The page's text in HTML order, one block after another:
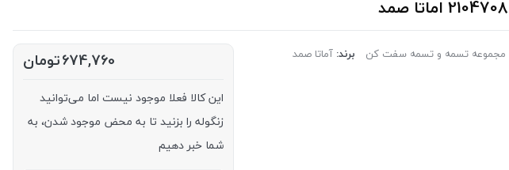
مجموعه تسمه و تسمه سفت کن برند: آماتا صمد 674,760تومان
این کالا فعلا موجود نیست اما می‌توانید
زنگوله را بزنید تا به محض موجود شدن، به
شما خبر دهیم